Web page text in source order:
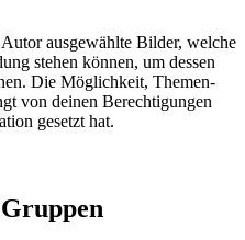
ausgewählte Bilder, welche
stehen können, um dessen
Die Möglichkeit, Themen-
von deinen Berechtigungen
gesetzt hat.